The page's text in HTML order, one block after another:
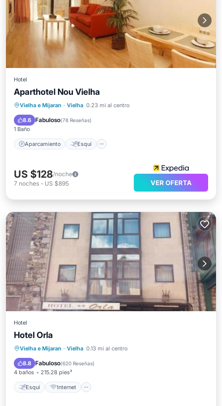
Hotel
Aparthotel Nou Vielha
Vielha e Mijaran · Vielha 0.23 mi al centro
8.6 Fabuloso(78 Reseñas)
1 Baño
Aparcamiento Esquí
Aparcamiento
Esquí
Balcón/Terraza
US $128/noche
7 noches - US $895 VER OFERTA
Hotel
Hotel Orla
Vielha e Mijaran · Vielha 0.13 mi al centro
8.8 Fabuloso(620 Reseñas)
4 baños 215.28 pies²
Esquí Internet
Esquí Internet
Accesibilidad
TV